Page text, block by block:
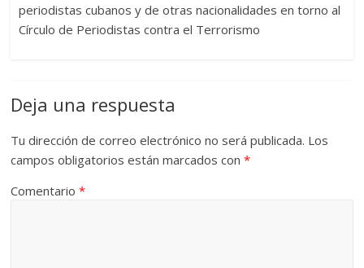
periodistas cubanos y de otras nacionalidades en torno al
Círculo de Periodistas contra el Terrorismo
Deja una respuesta
Tu dirección de correo electrónico no será publicada. Los
campos obligatorios están marcados con*
Comentario*